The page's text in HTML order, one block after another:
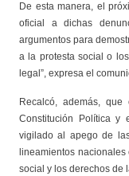
De esta manera, el
oficial a dichas
argumentos para
a la protesta social o
legal”, expresa el
Recalcó, además,
Constitución Política y
vigilado al apego de
lineamientos
social y los derechos de